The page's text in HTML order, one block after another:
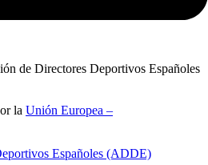
de Directores Deportivos Españoles
la Unión Europea –